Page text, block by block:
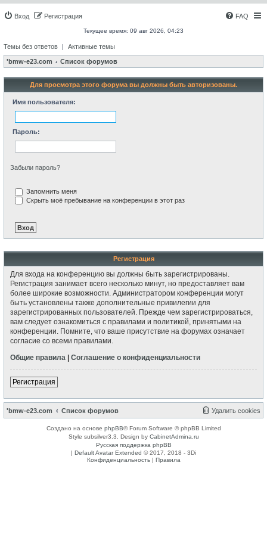
Вход Регистрация FAQ
Текущее время: 09 авг 2026, 04:23
Темы без ответов | Активные темы
'bmw-e23.com Список форумов
Для просмотра этого форума вы должны быть авторизованы.
Имя пользователя:
Пароль:
Забыли пароль?
Запомнить меня
Скрыть моё пребывание на конференции в этот раз
Регистрация
Для входа на конференцию вы должны быть зарегистрированы.
Регистрация занимает всего несколько минут, но предоставляет вам
более широкие возможности. Администратором конференции могут
быть установлены также дополнительные привилегии для
зарегистрированных пользователей. Прежде чем зарегистрироваться,
вам следует ознакомиться с правилами и политикой, принятыми на
конференции. Помните, что ваше присутствие на форумах означает
согласие со всеми правилами.
Общие правила
Соглашение о конфиденциальности
Регистрация
'bmw-e23.com Список форумов Удалить cookies
Создано на основе phpBB® Forum Software © phpBB Limited
Style subsilver3.3. Design by CabinetAdmina.ru
Русская поддержка phpBB
| Default Avatar Extended © 2017, 2018 - 3Di
Конфиденциальность| Правила